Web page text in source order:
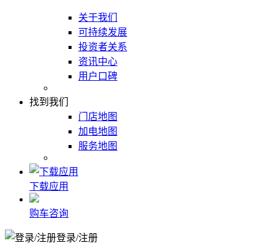
关于我们
可持续发展
投资者关系
资讯中心
用户口碑
找到我们
门店地图
加电地图
服务地图
下载应用
购车咨询
登录/注册